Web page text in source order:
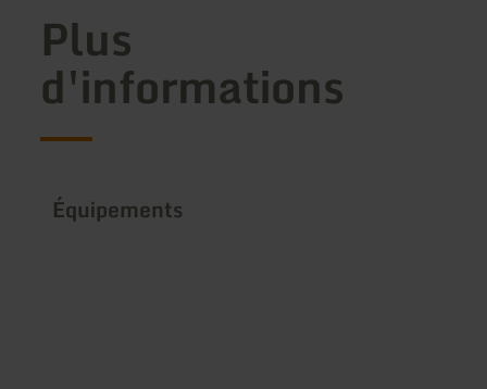
Plus
d'informations
Équipements